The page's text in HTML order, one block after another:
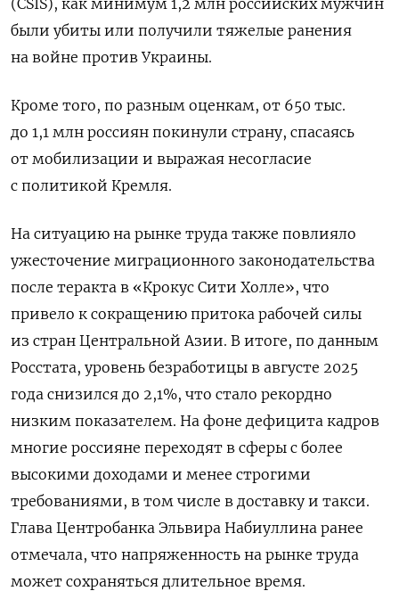
были убиты или получили тяжелые ранения
на войне против Украины.
Кроме того, по разным оценкам, от 650 тыс.
до 1,1 млн россиян покинули страну, спасаясь
от мобилизации и выражая несогласие
с политикой Кремля.
На ситуацию на рынке труда также повлияло
ужесточение миграционного законодательства
после теракта в «Крокус Сити Холле», что
привело к сокращению притока рабочей силы
из стран Центральной Азии. В итоге, по данным
Росстата, уровень безработицы в августе 2025
года снизился до 2,1%, что стало рекордно
низким показателем. На фоне дефицита кадров
многие россияне переходят в сферы с более
высокими доходами и менее строгими
требованиями, в том числе в доставку и такси.
Глава Центробанка Эльвира Набиуллина ранее
отмечала, что напряженность на рынке труда
может сохраняться длительное время.